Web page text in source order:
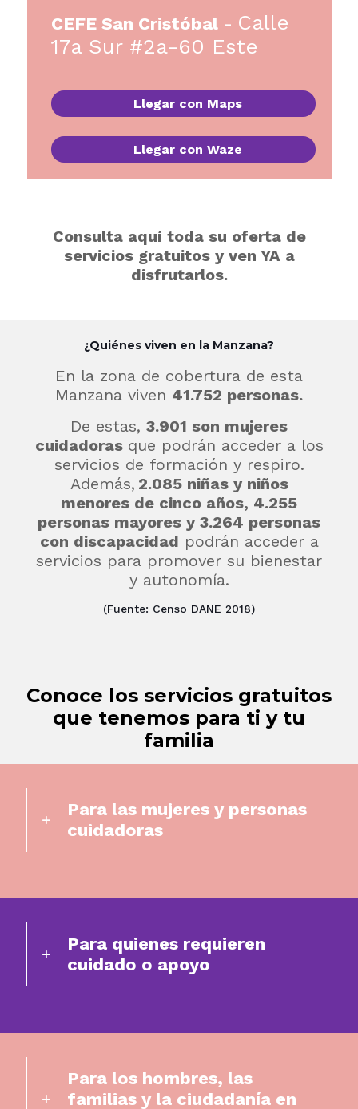
CEFE San Cristóbal - Calle
17a Sur #2a-60 Este
Llegar con Maps
Llegar con Waze
Consulta aquí toda su oferta de
servicios gratuitos y ven YA a
disfrutarlos.
¿Quiénes viven en la Manzana?
En la zona de cobertura de esta
Manzana viven 41.752 personas.
De estas, 3.901 son mujeres
cuidadoras que podrán acceder a los
servicios de formación y respiro.
Además, 2.085 niñas y niños
menores de cinco años, 4.255
personas mayores y 3.264 personas
con discapacidad podrán acceder a
servicios para promover su bienestar
y autonomía.
(Fuente: Censo DANE 2018)
Conoce los servicios gratuitos
que tenemos para ti y tu
familia
Para las mujeres y personas
cuidadoras
Para quienes requieren
cuidado o apoyo
Para los hombres, las
familias y la ciudadanía en